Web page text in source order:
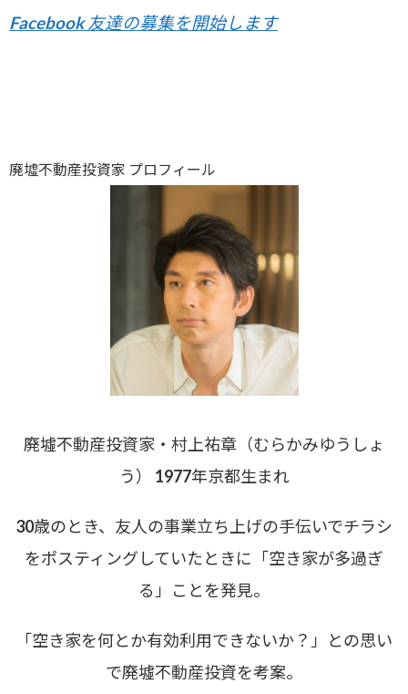
Facebook 友達の募集を開始します
廃墟不動産投資家 プロフィール
廃墟不動産投資家・村上祐章（むらかみゆうしょ
う） 1977年京都生まれ
30歳のとき、友人の事業立ち上げの手伝いでチラシ
をポスティングしていたときに「空き家が多過ぎ
る」ことを発見。
「空き家を何とか有効利用できないか？」との思い
で廃墟不動産投資を考案。